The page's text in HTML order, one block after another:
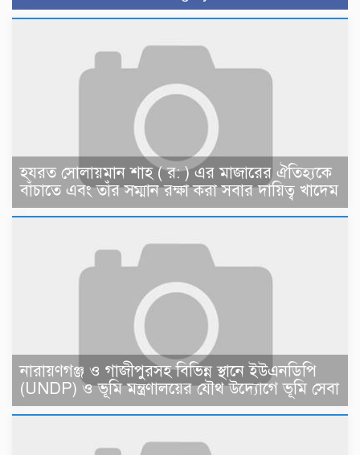
হযরত সোলায়মান শাহ ( র: ) এর মাজারের ঐতিহ্যকে
বাঁচাতে এবং তাঁর সম্মান রক্ষা করা সবার দায়িত্ব খাদেম
নারায়ণগঞ্জ ও গাজীপুরসহ বিভিন্ন স্থানে ইউএনডিপি
(UNDP) ও ভূমি মন্ত্রণালয়ের যৌথ উদ্যোগে ভূমি সেবা